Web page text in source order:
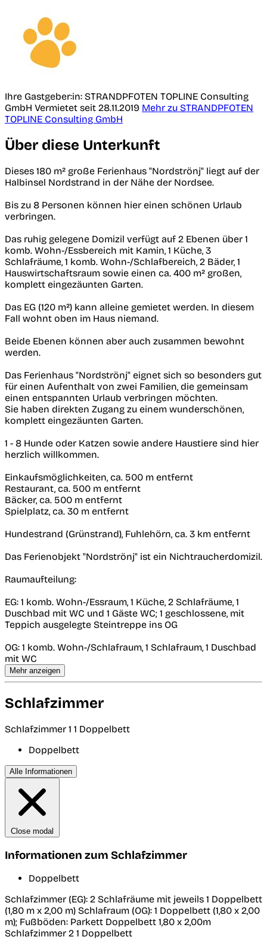
Ihre Gastgeber:in: STRANDPFOTEN TOPLINE Consulting
GmbH Vermietet seit 28.11.2019 Mehr zu STRANDPFOTEN
TOPLINE Consulting GmbH
Über diese Unterkunft
Dieses 180 m² große Ferienhaus "Nordströnj" liegt auf der
Halbinsel Nordstrand in der Nähe der Nordsee.
Bis zu 8 Personen können hier einen schönen Urlaub
verbringen.
Das ruhig gelegene Domizil verfügt auf 2 Ebenen über 1
komb. Wohn-/Essbereich mit Kamin, 1 Küche, 3
Schlafräume, 1 komb. Wohn-/Schlafbereich, 2 Bäder, 1
Hauswirtschaftsraum sowie einen ca. 400 m² großen,
komplett eingezäunten Garten.
Das EG (120 m²) kann alleine gemietet werden. In diesem
Fall wohnt oben im Haus niemand.
Beide Ebenen können aber auch zusammen bewohnt
werden.
Das Ferienhaus "Nordströnj" eignet sich so besonders gut
für einen Aufenthalt von zwei Familien, die gemeinsam
einen entspannten Urlaub verbringen möchten.
Sie haben direkten Zugang zu einem wunderschönen,
komplett eingezäunten Garten.
1 - 8 Hunde oder Katzen sowie andere Haustiere sind hier
herzlich willkommen.
Einkaufsmöglichkeiten, ca. 500 m entfernt
Restaurant, ca. 500 m entfernt
Bäcker, ca. 500 m entfernt
Spielplatz, ca. 30 m entfernt
Hundestrand (Grünstrand), Fuhlehörn, ca. 3 km entfernt
Das Ferienobjekt "Nordströnj" ist ein Nichtraucherdomizil.
Raumaufteilung:
EG: 1 komb. Wohn-/Essraum, 1 Küche, 2 Schlafräume, 1
Duschbad mit WC und 1 Gäste WC; 1 geschlossene, mit
Teppich ausgelegte Steintreppe ins OG
OG: 1 komb. Wohn-/Schlafraum, 1 Schlafraum, 1 Duschbad
mit WC
Mehr anzeigen
Schlafzimmer
Schlafzimmer 1 1 Doppelbett
Doppelbett
Alle Informationen
Close modal
Informationen zum Schlafzimmer
Doppelbett
Schlafzimmer (EG): 2 Schlafräume mit jeweils 1 Doppelbett
(1,80 m x 2,00 m) Schlafraum (OG): 1 Doppelbett (1,80 x 2,00
m); Fußböden: Parkett Doppelbett 1,80 x 2,00m
Schlafzimmer 2 1 Doppelbett